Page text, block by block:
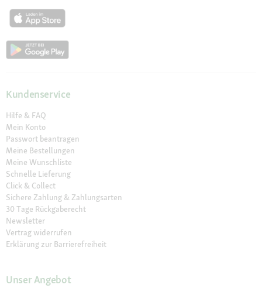
Kundenservice
Hilfe & FAQ
Mein Konto
Passwort beantragen
Meine Bestellungen
Meine Wunschliste
Schnelle Lieferung
Click & Collect
Sichere Zahlung & Zahlungsarten
30 Tage Rückgaberecht
Newsletter
Vertrag widerrufen
Erklärung zur Barrierefreiheit
Unser Angebot